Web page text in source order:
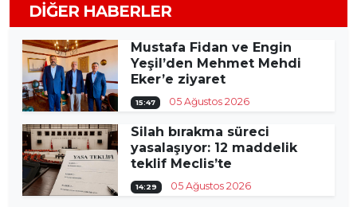
DIĞER HABERLER
Mustafa Fidan ve Engin
Yeşil’den Mehmet Mehdi
Eker’e ziyaret
15:47 05 Ağustos 2026
Silah bırakma süreci
yasalaşıyor: 12 maddelik
teklif Meclis’te
14:29 05 Ağustos 2026